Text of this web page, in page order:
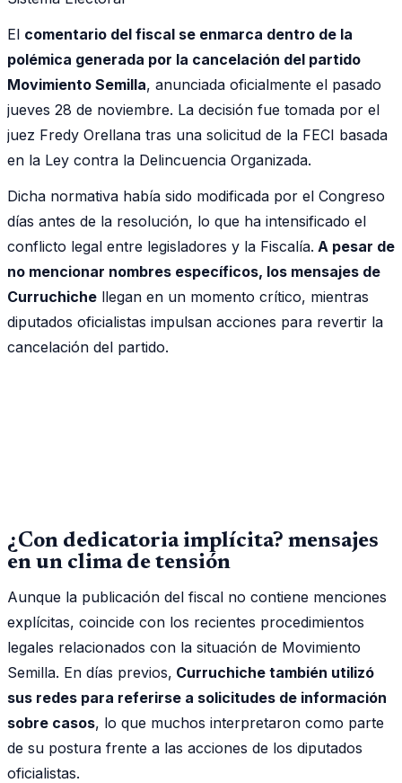
El comentario del fiscal se enmarca dentro de la
polémica generada por la cancelación del partido
Movimiento Semilla, anunciada oficialmente el pasado
jueves 28 de noviembre. La decisión fue tomada por el
juez Fredy Orellana tras una solicitud de la FECI basada
en la Ley contra la Delincuencia Organizada.
Dicha normativa había sido modificada por el Congreso
días antes de la resolución, lo que ha intensificado el
conflicto legal entre legisladores y la Fiscalía. A pesar de
no mencionar nombres específicos, los mensajes de
Curruchiche llegan en un momento crítico, mientras
diputados oficialistas impulsan acciones para revertir la
cancelación del partido.
¿Con dedicatoria implícita? mensajes
en un clima de tensión
Aunque la publicación del fiscal no contiene menciones
explícitas, coincide con los recientes procedimientos
legales relacionados con la situación de Movimiento
Semilla. En días previos, Curruchiche también utilizó
sus redes para referirse a solicitudes de información
sobre casos, lo que muchos interpretaron como parte
de su postura frente a las acciones de los diputados
oficialistas.